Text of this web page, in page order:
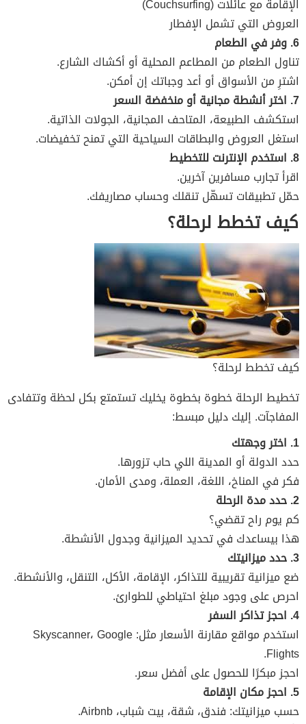
الإقامة مع عائلات (Couchsurfing)
العروض التي تشمل الإفطار
6. وفر في الطعام
تناول الطعام من المطاعم المحلية أو أكشاك الشارع.
اشترِ من الأسواق أو أعد وجباتك إن أمكن.
7. اختر أنشطة مجانية أو منخفضة السعر
استكشف الطبيعة، المتاحف المجانية، الجولات الذاتية.
استغل العروض والبطاقات السياحية التي تمنح تخفيضات.
8. استخدم الإنترنت للتخطيط
اقرأ تجارب مسافرين آخرين.
حمّل تطبيقات تسهّل تنقلك وحساب مصاريفك.
كيف تخطط لرحلة؟
كيف تخطط لرحلة؟
تخطيط الرحلة خطوة بخطوة يخليك تستمتع بكل لحظة وتتفادى
المفاجآت. إليك دليل مبسط:
1. اختر وجهتك
حدد الدولة أو المدينة اللي حاب تزورها.
فكر في المناخ، اللغة، العملة، ومدى الأمان.
2. حدد مدة الرحلة
كم يوم راح تقضي؟
هذا بيساعدك في تحديد الميزانية وجدول الأنشطة.
3. حدد ميزانيتك
ضع ميزانية تقريبية للتذاكر، الإقامة، الأكل، التنقل، والأنشطة.
احرص على وجود مبلغ احتياطي للطوارئ.
4. احجز تذاكر السفر
استخدم مواقع مقارنة الأسعار مثل: Skyscanner، Google
Flights.
احجز مبكرًا للحصول على أفضل سعر.
5. احجز مكان الإقامة
حسب ميزانيتك: فندق، شقة، بيت شباب، Airbnb.